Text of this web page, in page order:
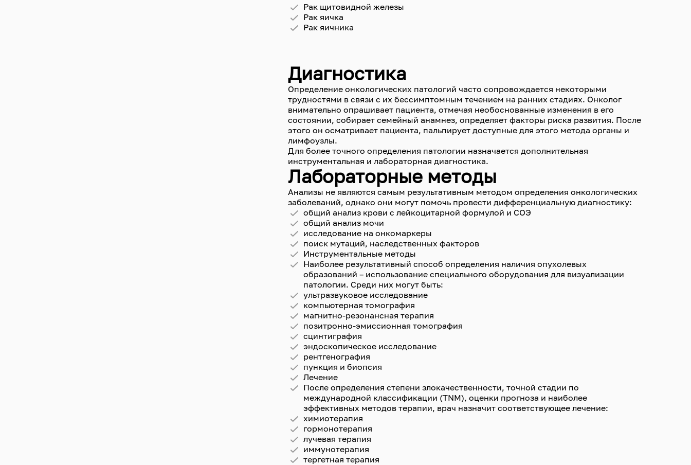
Рак щитовидной железы
Рак яичка
Рак яичника
Диагностика
Определение онкологических патологий часто сопровождается некоторыми
трудностями в связи с их бессимптомным течением на ранних стадиях. Онколог
внимательно опрашивает пациента, отмечая необоснованные изменения в его
состоянии, собирает семейный анамнез, определяет факторы риска развития. После
этого он осматривает пациента, пальпирует доступные для этого метода органы и
лимфоузлы.
Для более точного определения патологии назначается дополнительная
инструментальная и лабораторная диагностика.
Лабораторные методы
Анализы не являются самым результативным методом определения онкологических
заболеваний, однако они могут помочь провести дифференциальную диагностику:
общий анализ крови с лейкоцитарной формулой и СОЭ
общий анализ мочи
исследование на онкомаркеры
поиск мутаций, наследственных факторов
Инструментальные методы
Наиболее результативный способ определения наличия опухолевых
образований – использование специального оборудования для визуализации
патологии. Среди них могут быть:
ультразвуковое исследование
компьютерная томография
магнитно-резонансная терапия
позитронно-эмиссионная томография
сцинтиграфия
эндоскопическое исследование
рентгенография
пункция и биопсия
Лечение
После определения степени злокачественности, точной стадии по
международной классификации (TNM), оценки прогноза и наиболее
эффективных методов терапии, врач назначит соответствующее лечение:
химиотерапия
гормонотерапия
лучевая терапия
иммунотерапия
тергетная терапия